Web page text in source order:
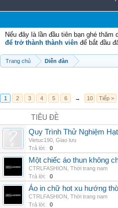
Nếu đây là lần đầu tiên bạn ghé
để trở thành thành viên để bắt đầu
Trang chủ Diễn đàn
1 2 3 4 5 6 → 10 Tiếp >
TIÊU ĐỀ
Quy Trình Thử Nghiệm
Vietuc190 Giao lưu
Trả lời:
0
Một chiếc áo thun không
CTRLFASHION Thời trang nam
Trả lời:
0
Áo in chữ hot xu hướng
CTRLFASHION Thời trang nam
Trả lời:
0